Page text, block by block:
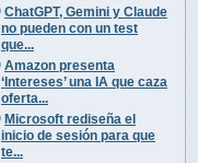
ChatGPT, Gemini y Claude
no pueden con un test
que...
Amazon presenta
‘Intereses’ una IA que caza
oferta...
Microsoft rediseña el
inicio de sesión para que
te...